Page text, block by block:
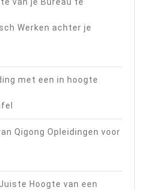
van je Bureau te
Werken achter je
met een in hoogte
Qigong Opleidingen voor
Hoogte van een